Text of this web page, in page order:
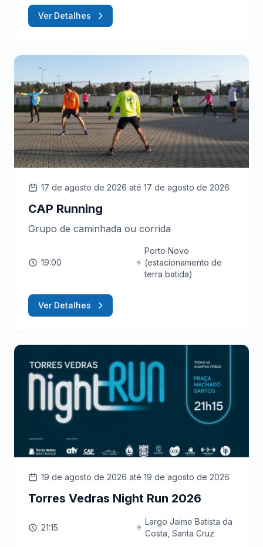
Ver Detalhes
17 de agosto de 2026 até 17 de agosto de 2026
CAP Running
Grupo de caminhada ou corrida
19:00
Porto Novo
(estacionamento de
terra batida)
Ver Detalhes
19 de agosto de 2026 até 19 de agosto de 2026
Torres Vedras Night Run 2026
21:15
Largo Jaime Batista da
Costa, Santa Cruz